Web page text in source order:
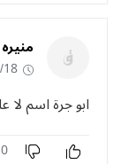
منيره
ابو جرة اسم لا
0